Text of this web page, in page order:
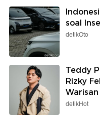
soal
detikOto
Teddy
Rizky
Warisan
detikHot